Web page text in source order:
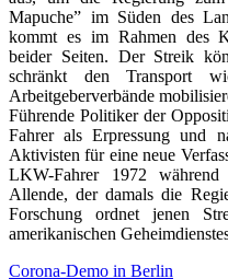
Mapuche” im Süden des
kommt es im Rahmen des
beider Seiten. Der Streik
schränkt den Transport
Arbeitgeberverbände
Führende Politiker der
Fahrer als Erpressung und
Aktivisten für eine neue
LKW-Fahrer 1972
Allende, der damals die
Forschung ordnet jenen
amerikanischen
Corona-Demo in Berlin